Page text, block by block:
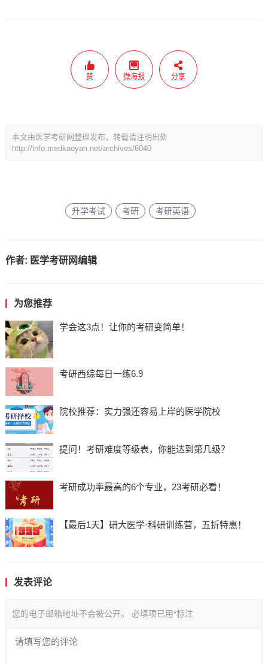
赞 微海报 分享
本文由医学考研网整理发布，转载请注明出处
http://info.medkaoyan.net/archives/6040
升学考试 考研 考研英语
作者: 医学考研网编辑
为您推荐
学会这3点！让你的考研变简单！
考研西综每日一练6.9
院校推荐：实力强还容易上岸的医学院校
提问！考研难度等级表，你能达到第几级？
考研成功率最高的6个专业，23考研必看！
【最后1天】研大医学·科研训练营，五折特惠！
发表评论
您的电子邮箱地址不会被公开。 必填项已用*标注